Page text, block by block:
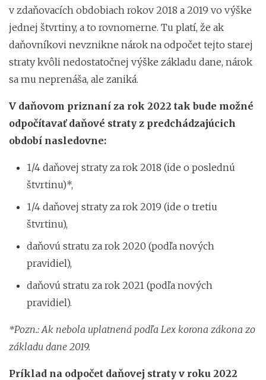
v zdaňovacích obdobiach rokov 2018 a 2019 vo výške
jednej štvrtiny, a to rovnomerne. Tu platí, že ak
daňovníkovi nevznikne nárok na odpočet tejto starej
straty kvôli nedostatočnej výške základu dane, nárok
sa mu neprenáša, ale zaniká.
V daňovom priznaní za rok 2022 tak bude možné
odpočítavať daňové straty z predchádzajúcich
období nasledovne:
1/4 daňovej straty za rok 2018 (ide o poslednú
štvrtinu)*,
1/4 daňovej straty za rok 2019 (ide o tretiu
štvrtinu),
daňovú stratu za rok 2020 (podľa nových
pravidiel),
daňovú stratu za rok 2021 (podľa nových
pravidiel).
*Pozn.: Ak nebola uplatnená podľa Lex korona zákona zo
základu dane 2019.
Príklad na odpočet daňovej straty v roku 2022